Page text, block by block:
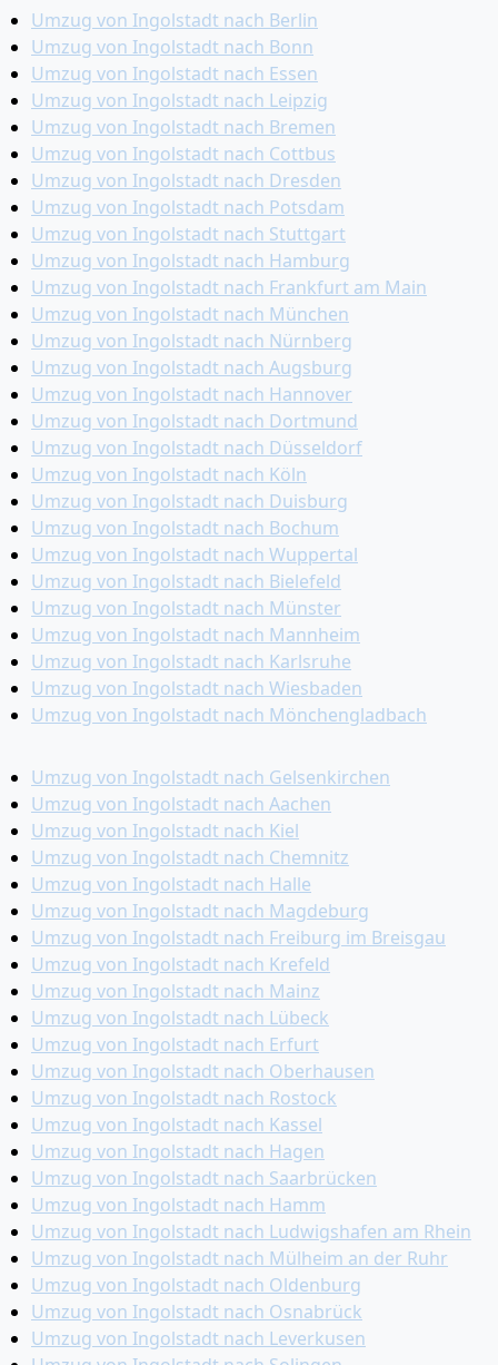
Umzug von Ingolstadt nach Berlin
Umzug von Ingolstadt nach Bonn
Umzug von Ingolstadt nach Essen
Umzug von Ingolstadt nach Leipzig
Umzug von Ingolstadt nach Bremen
Umzug von Ingolstadt nach Cottbus
Umzug von Ingolstadt nach Dresden
Umzug von Ingolstadt nach Potsdam
Umzug von Ingolstadt nach Stuttgart
Umzug von Ingolstadt nach Hamburg
Umzug von Ingolstadt nach Frankfurt am Main
Umzug von Ingolstadt nach München
Umzug von Ingolstadt nach Nürnberg
Umzug von Ingolstadt nach Augsburg
Umzug von Ingolstadt nach Hannover
Umzug von Ingolstadt nach Dortmund
Umzug von Ingolstadt nach Düsseldorf
Umzug von Ingolstadt nach Köln
Umzug von Ingolstadt nach Duisburg
Umzug von Ingolstadt nach Bochum
Umzug von Ingolstadt nach Wuppertal
Umzug von Ingolstadt nach Bielefeld
Umzug von Ingolstadt nach Münster
Umzug von Ingolstadt nach Mannheim
Umzug von Ingolstadt nach Karlsruhe
Umzug von Ingolstadt nach Wiesbaden
Umzug von Ingolstadt nach Mönchen­gladbach
Umzug von Ingolstadt nach Gelsenkirchen
Umzug von Ingolstadt nach Aachen
Umzug von Ingolstadt nach Kiel
Umzug von Ingolstadt nach Chemnitz
Umzug von Ingolstadt nach Halle
Umzug von Ingolstadt nach Magdeburg
Umzug von Ingolstadt nach Freiburg im Breisgau
Umzug von Ingolstadt nach Krefeld
Umzug von Ingolstadt nach Mainz
Umzug von Ingolstadt nach Lübeck
Umzug von Ingolstadt nach Erfurt
Umzug von Ingolstadt nach Oberhausen
Umzug von Ingolstadt nach Rostock
Umzug von Ingolstadt nach Kassel
Umzug von Ingolstadt nach Hagen
Umzug von Ingolstadt nach Saarbrücken
Umzug von Ingolstadt nach Hamm
Umzug von Ingolstadt nach Ludwigshafen am Rhein
Umzug von Ingolstadt nach Mülheim an der Ruhr
Umzug von Ingolstadt nach Oldenburg
Umzug von Ingolstadt nach Osnabrück
Umzug von Ingolstadt nach Leverkusen